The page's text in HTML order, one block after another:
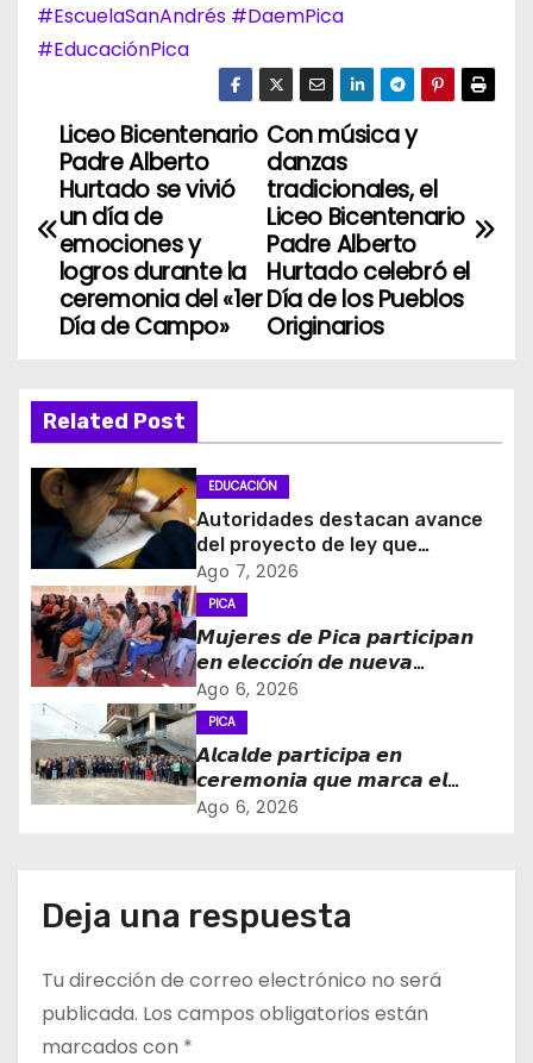
#EscuelaSanAndrés #DaemPica
#EducaciónPica
N
v
a
c
i
n
d
e
e
n
r
d
a
Con música y
danzas
tradicionales, el
Liceo Bicentenario
Padre Alberto
Hurtado celebró el
Día de los Pueblos
Originarios
Liceo Bicentenario
Padre Alberto
Hurtado se vivió
un día de
emociones y
logros durante la
ceremonia del «1er
Día de Campo»
Related Post
EDUCACIÓN
Autoridades destacan avance
del proyecto de ley que
introduce mejoras al Sistema
de Admisión Escolar
Ago 7, 2026
PICA
𝙈𝙪𝙟𝙚𝙧𝙚𝙨 𝙙𝙚 𝙋𝙞𝙘𝙖 𝙥𝙖𝙧𝙩𝙞𝙘𝙞𝙥𝙖𝙣
𝙚𝙣 𝙚𝙡𝙚𝙘𝙘𝙞𝙤́𝙣 𝙙𝙚 𝙣𝙪𝙚𝙫𝙖
𝙙𝙞𝙧𝙚𝙘𝙩𝙞𝙫𝙖 𝙙𝙚 𝙡𝙖 𝙈𝙚𝙨𝙖 𝙙𝙚 𝙡𝙖
𝙈𝙪𝙟𝙚𝙧 𝙍𝙪𝙧𝙖𝙡 𝙚 𝙄𝙣𝙙𝙞́𝙜𝙚𝙣𝙖
Ago 6, 2026
PICA
𝘼𝙡𝙘𝙖𝙡𝙙𝙚 𝙥𝙖𝙧𝙩𝙞𝙘𝙞𝙥𝙖 𝙚𝙣
𝙘𝙚𝙧𝙚𝙢𝙤𝙣𝙞𝙖 𝙦𝙪𝙚 𝙢𝙖𝙧𝙘𝙖 𝙚𝙡
𝙞𝙣𝙜𝙧𝙚𝙨𝙤 𝙙𝙚 𝙚𝙜𝙧𝙚𝙨𝙖𝙙𝙤𝙨 𝙙𝙚𝙡
Ago 6, 2026
Deja una respuesta
Tu dirección de correo electrónico no será
publicada. Los campos obligatorios están
marcados con *